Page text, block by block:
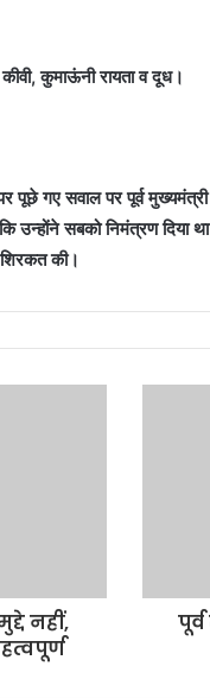
कुमाऊंनी रायता व दूध।
गए सवाल पर पूर्व
उन्होंने सबको निमंत्रण दिया
की।
नहीं,